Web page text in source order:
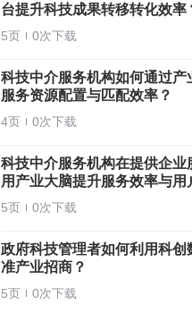
台提升科技成果转移转化效率
5页 0次下载
科技中介服务机构如何通过产
服务资源配置与匹配效率？
4页 0次下载
科技中介服务机构在提供企业
用产业大脑提升服务效率与用
5页 0次下载
政府科技管理者如何利用科创
准产业招商？
5页 0次下载